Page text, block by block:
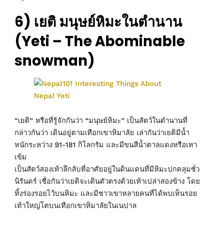
6) เยติ มนุษย์หิมะในตำนาน
(Yeti – The Abominable
snowman)
“เยติ” หรือที่รู้จักกันว่า “มนุษย์หิมะ” เป็นสัตว์ในตำนานที่
กล่าวกันว่า เดินอยู่ตามเทือกเขาหิมาลัย เล่ากันว่าเยติมีน้ำ
หนักระหว่าง 91-181 กิโลกรัม และมีขนสีน้ำตาลแดงหรือเทา
เข้ม
เป็นสัตว์สองเท้าลึกลับที่อาศัยอยู่ในดินแดนที่มีหิมะปกคลุมชั่ว
นิรันดร์ เชื่อกันว่าเยติจะเดินตัวตรงด้วยเท้าเปล่าสองข้าง โดย
ทิ้งร่องรอยไว้บนหิมะ และมีชาวเขาหลายคนที่ได้พบเห็นรอย
เท้าใหญ่โตบนเทือกเขาหิมาลัยในเนปาล